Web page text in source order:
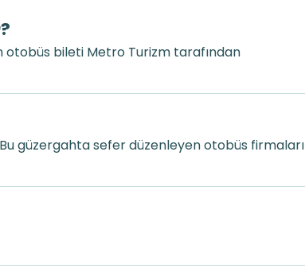
otobüs bileti Metro Turizm tarafından
güzergahta sefer düzenleyen otobüs firmaları